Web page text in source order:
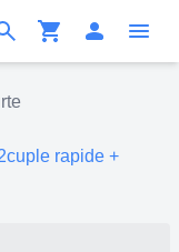
rapide +